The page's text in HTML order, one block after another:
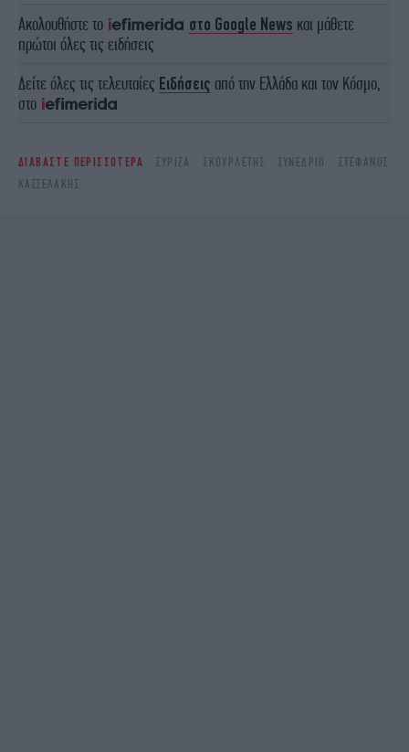
Ακολουθήστε το στο Google News και μάθετε
πρώτοι όλες τις ειδήσεις
Δείτε όλες τις τελευταίες Ειδήσεις από την Ελλάδα και τον Κόσμο,
στο
ΔΙΑΒΑΣΤΕ ΠΕΡΙΣΣΟΤΕΡΑ ΣΥΡΙΖΑ ΣΚΟΥΡΛΈΤΗΣ ΣΥΝΈΔΡΙΟ
ΣΤΈΦΑΝΟΣ
ΚΑΣΣΕΛΆΚΗΣ